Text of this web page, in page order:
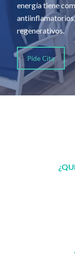
energía tiene
regenerativos.
Pide Cita